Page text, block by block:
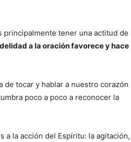
principalmente tener una actitud de
a la oración favorece y hace
de tocar y hablar a nuestro corazón
poco a poco a reconocer la
a la acción del Espíritu: la agitación,